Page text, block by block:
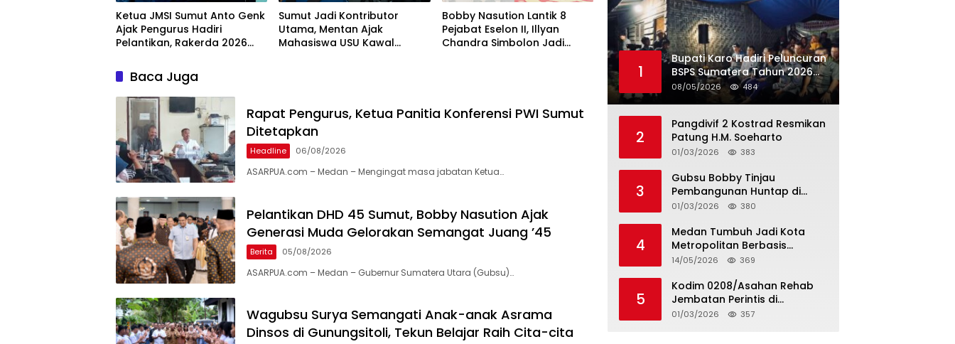
Ketua JMSI Sumut Anto Genk
Ajak Pengurus Hadiri
Pelantikan, Rakerda 2026
Sumut Jadi Kontributor
Utama, Mentan Ajak
Mahasiswa USU Kawal
Bobby Nasution Lantik 8
Pejabat Eselon II, Illyan
Chandra Simbolon Jadi
Baca Juga
Rapat Pengurus, Ketua Panitia Konferensi PWI Sumut
Ditetapkan
Headline 06/08/2026
ASARPUA.com – Medan – Mengingat masa jabatan Ketua…
Pelantikan DHD 45 Sumut, Bobby Nasution Ajak
Generasi Muda Gelorakan Semangat Juang ’45
Berita 05/08/2026
ASARPUA.com – Medan – Gubernur Sumatera Utara (Gubsu)…
Wagubsu Surya Semangati Anak-anak Asrama
Dinsos di Gunungsitoli, Tekun Belajar Raih Cita-cita
1
Bupati Karo Hadiri Peluncuran
BSPS Sumatera Tahun 2026
Secarra Daring
08/05/2026 484
2
Pangdivif 2 Kostrad Resmikan
Patung H.M. Soeharto
01/03/2026 383
3
Gubsu Bobby Tinjau
Pembangunan Huntap di
Tapteng
01/03/2026 380
4
Medan Tumbuh Jadi Kota
Metropolitan Berbasis
Teknologi
14/05/2026 369
5
Kodim 0208/Asahan Rehab
Jembatan Perintis di
Mandarsah
01/03/2026 357